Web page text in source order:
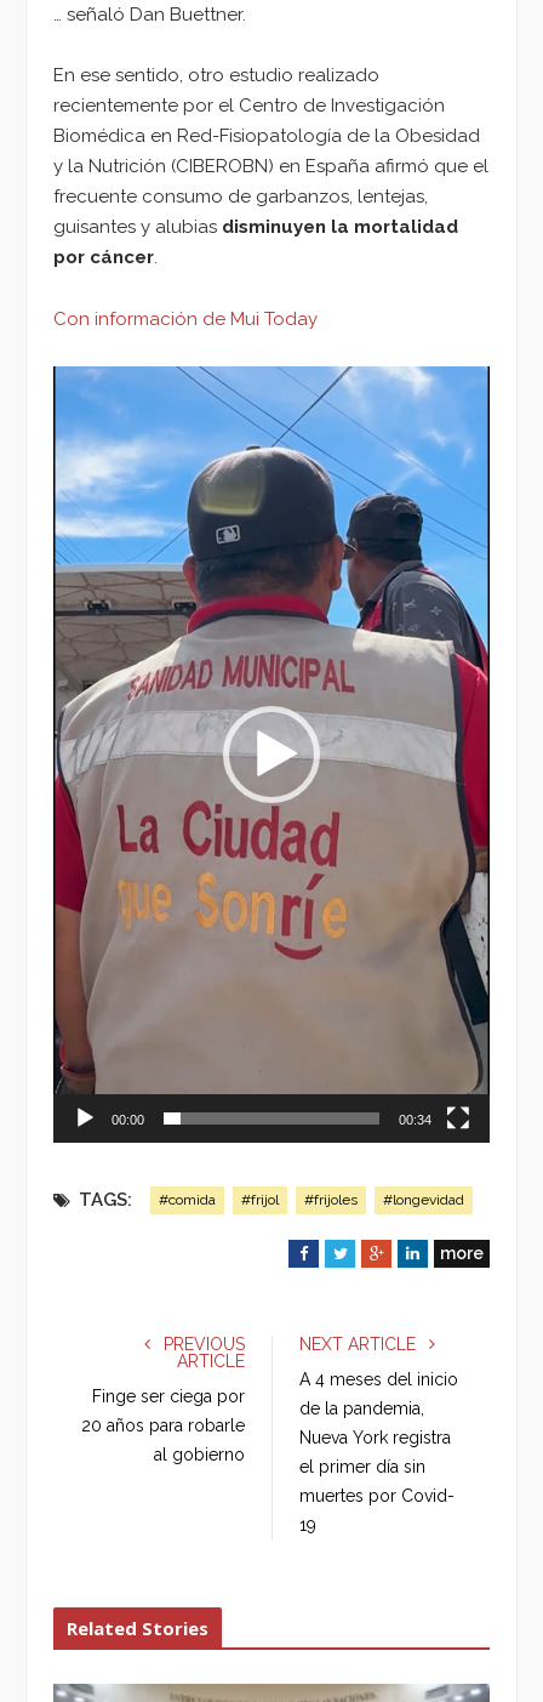
… señaló Dan Buettner.
En ese sentido, otro estudio realizado
recientemente por el Centro de Investigación
Biomédica en Red-Fisiopatología de la Obesidad
y la Nutrición (CIBEROBN) en España afirmó que el
frecuente consumo de garbanzos, lentejas,
guisantes y alubias disminuyen la mortalidad
por cáncer.
Con información de Mui Today
Reproductor
vídeo
00:00 00:34
TAGS: #comida #frijol #frijoles #longevidad
F
e
o
k
T
r
G
g
+
L
I
n
more
PREVIOUS
ARTICLE
Finge ser ciega por
20 años para robarle
al gobierno
NEXT ARTICLE
A 4 meses del inicio
de la pandemia,
Nueva York registra
el primer día sin
muertes por Covid-
19
Related Stories